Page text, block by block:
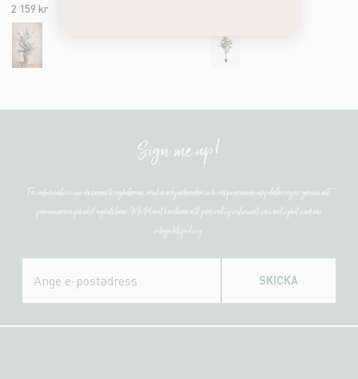
2 159 kr
Sign me up!
Få information om de senaste nyheterna, unika erbjudanden och inspirerande uppdateringar genom att
prenumerera på vårt nyhetsbrev. Mr Plant hanterar all personlig information i enlighet med vår
integritetspolicy.
SKICKA